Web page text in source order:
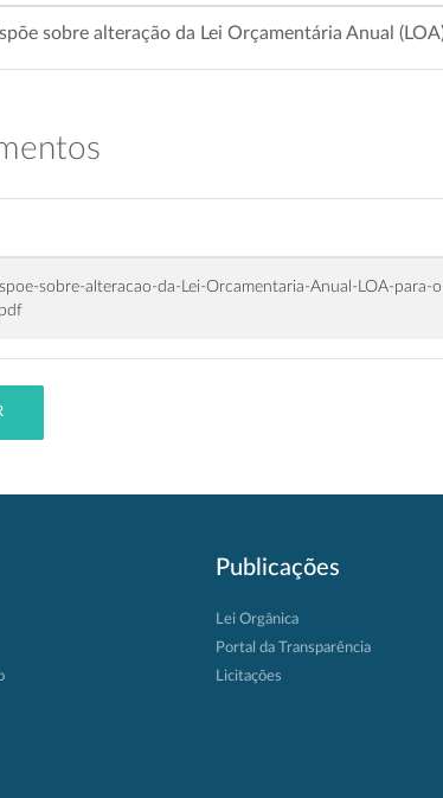
sobre alteração da Lei Orçamentária Anual
sobre-alteracao-da-Lei-Orcamentaria-Anual-LOA-para-
Publicações
Lei Orgânica
Portal da Transparência
Licitações